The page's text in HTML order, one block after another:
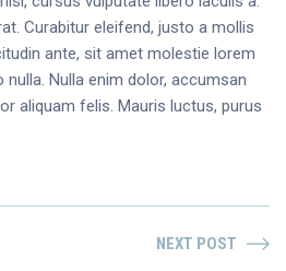
Curabitur eleifend, justo a mollis
ante, sit amet molestie lorem
nulla. Nulla enim dolor, accumsan
aliquam felis. Mauris luctus, purus
NEXT POST